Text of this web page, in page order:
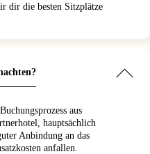
dir die besten Sitzplätze
aus
hauptsächlich
Anbindung an das
anfallen.